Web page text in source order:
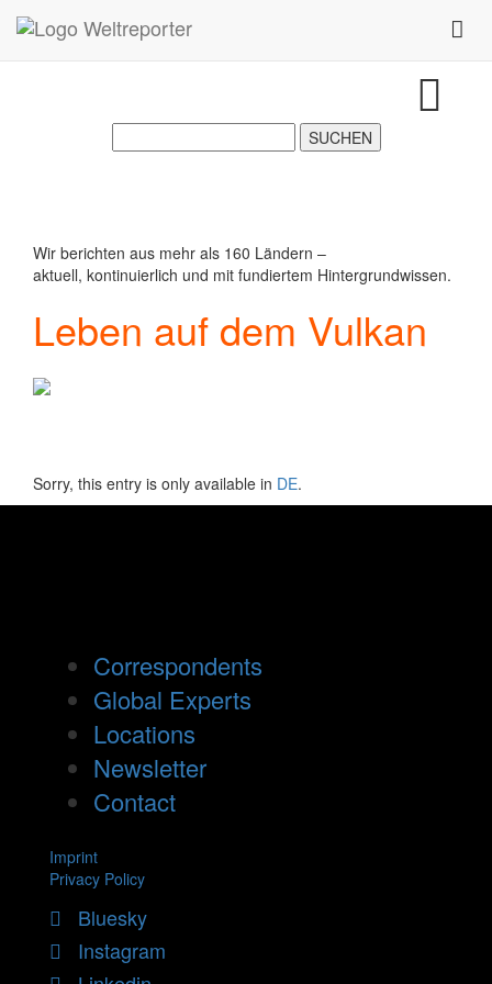
Zum Inhalt springen
Wir berichten aus mehr als 160 Ländern –
aktuell, kontinuierlich und mit fundiertem Hintergrundwissen.
Leben auf dem Vulkan
Sorry, this entry is only available in DE.
Correspondents
Global Experts
Locations
Newsletter
Contact
Imprint
Privacy Policy
Bluesky
Instagram